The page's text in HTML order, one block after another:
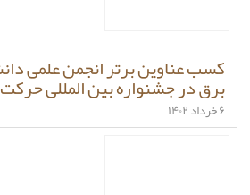
کسب عناوین برتر انجمن علمی
برق در جشنواره بین المللی حرکت
۶ خرداد ۱۴۰۲